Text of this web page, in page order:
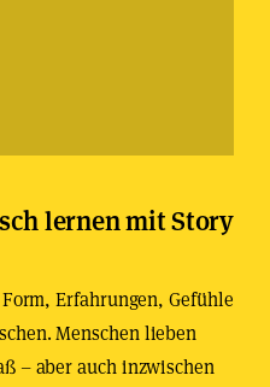
lernen mit Story
Erfahrungen, Gefühle
Menschen lieben
– aber auch inzwischen